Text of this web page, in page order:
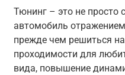
Тюнинг – это не просто
автомобиль
прежде чем решиться
проходимости для
вида, повышение